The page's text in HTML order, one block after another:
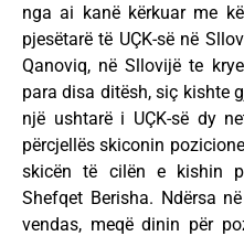
nga ai kanë kërkuar me
pjesëtarë të UÇK-së në
Qanoviq, në Sllovijë te
para disa ditësh, siç kishte
një ushtarë i UÇK-së dy
përcjellës skiconin
skicën të cilën e kishin
Shefqet Berisha. Ndërsa
vendas, meqë dinin për